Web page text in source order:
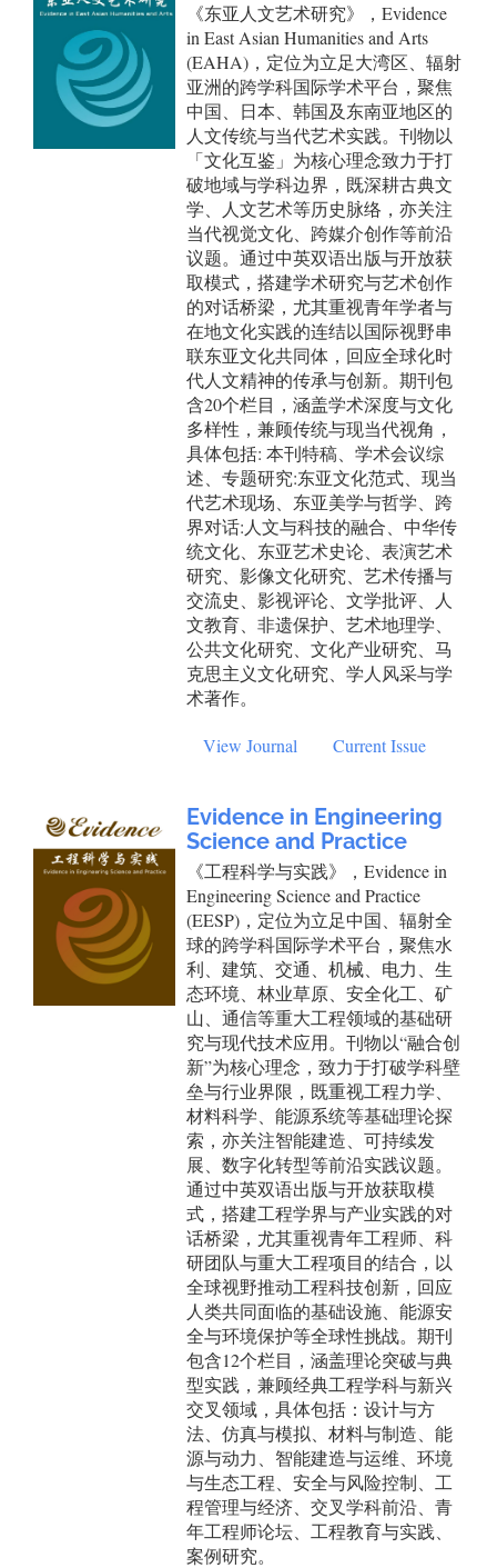
《东亚人文艺术研究》，Evidence
in East Asian Humanities and Arts
(EAHA)，定位为立足大湾区、辐射
亚洲的跨学科国际学术平台，聚焦
中国、日本、韩国及东南亚地区的
人文传统与当代艺术实践。刊物以
「文化互鉴」为核心理念致力于打
破地域与学科边界，既深耕古典文
学、人文艺术等历史脉络，亦关注
当代视觉文化、跨媒介创作等前沿
议题。通过中英双语出版与开放获
取模式，搭建学术研究与艺术创作
的对话桥梁，尤其重视青年学者与
在地文化实践的连结以国际视野串
联东亚文化共同体，回应全球化时
代人文精神的传承与创新。期刊包
含20个栏目，涵盖学术深度与文化
多样性，兼顾传统与现当代视角，
具体包括: 本刊特稿、学术会议综
述、专题研究:东亚文化范式、现当
代艺术现场、东亚美学与哲学、跨
界对话:人文与科技的融合、中华传
统文化、东亚艺术史论、表演艺术
研究、影像文化研究、艺术传播与
交流史、影视评论、文学批评、人
文教育、非遗保护、艺术地理学、
公共文化研究、文化产业研究、马
克思主义文化研究、学人风采与学
术著作。
View Journal Current Issue
Evidence in Engineering
Science and Practice
《工程科学与实践》，Evidence in
Engineering Science and Practice
(EESP)，定位为立足中国、辐射全
球的跨学科国际学术平台，聚焦水
利、建筑、交通、机械、电力、生
态环境、林业草原、安全化工、矿
山、通信等重大工程领域的基础研
究与现代技术应用。刊物以“融合创
新”为核心理念，致力于打破学科壁
垒与行业界限，既重视工程力学、
材料科学、能源系统等基础理论探
索，亦关注智能建造、可持续发
展、数字化转型等前沿实践议题。
通过中英双语出版与开放获取模
式，搭建工程学界与产业实践的对
话桥梁，尤其重视青年工程师、科
研团队与重大工程项目的结合，以
全球视野推动工程科技创新，回应
人类共同面临的基础设施、能源安
全与环境保护等全球性挑战。期刊
包含12个栏目，涵盖理论突破与典
型实践，兼顾经典工程学科与新兴
交叉领域，具体包括：设计与方
法、仿真与模拟、材料与制造、能
源与动力、智能建造与运维、环境
与生态工程、安全与风险控制、工
程管理与经济、交叉学科前沿、青
年工程师论坛、工程教育与实践、
案例研究。